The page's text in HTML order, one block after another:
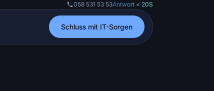
058 531 53 53Antwort < 20S
Schluss mit IT-Sorgen